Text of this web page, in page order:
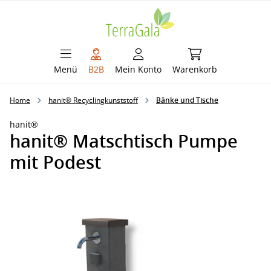
Menü B2B Mein Konto Warenkorb
Warenkorb
Home hanit® Recyclingkunststoff Bänke und Tische
hanit®
hanit® Matschtisch Pumpe
mit Podest